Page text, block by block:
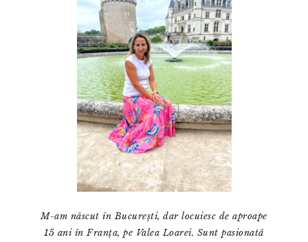
M-am născut în București, dar locuiesc de aproape
15 ani în Franța, pe Valea Loarei. Sunt pasionată